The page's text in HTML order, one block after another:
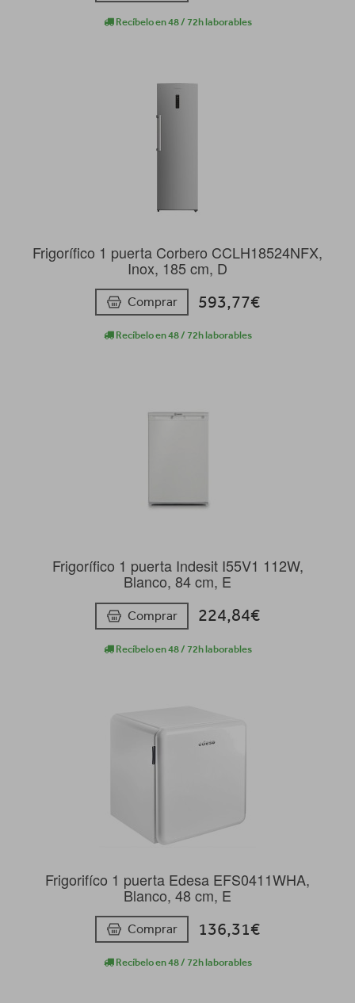
Recíbelo en 48 / 72h laborables
Frigorífico 1 puerta Corbero CCLH18524NFX,
Inox, 185 cm, D
Comprar 593,77€
Recíbelo en 48 / 72h laborables
Frigorífico 1 puerta Indesit I55V1 112W,
Blanco, 84 cm, E
Comprar 224,84€
Recíbelo en 48 / 72h laborables
Frigorifíco 1 puerta Edesa EFS0411WHA,
Blanco, 48 cm, E
Comprar 136,31€
Recíbelo en 48 / 72h laborables